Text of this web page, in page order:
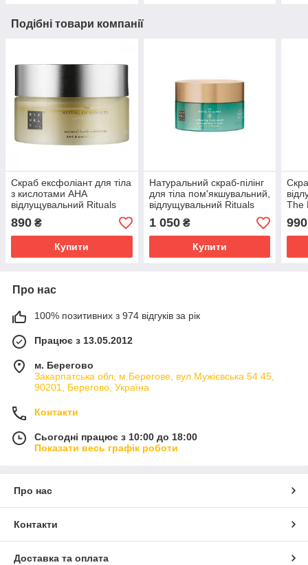
Подібні товари компанії
Скраб ексфоліант для тіла
з кислотами АНА
відлущувальний Rituals
The Ritual Of Namaste
Natural 220 г Ритуал
890 ₴
Купити
Натуральний скраб-пілінг
для тіла пом'якшувальний,
відлущувальний Rituals
The Ritual Of Karma 300 г
1 050₴
Купити
The
990
Про нас
100% позитивних з 974 відгуків за рік
Працює з 13.05.2012
м. Берегово
Закарпатська обл, м.Берегове, вул.Мужієвська 54 45,
90201, Берегово, Україна
Контакти
Сьогодні працює з 10:00 до 18:00
Показати весь графік роботи
Про нас
Контакти
Доставка та оплата